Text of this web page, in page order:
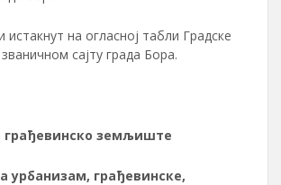
истакнут на огласној табли Градске
сајту града Бора.
грађевинско земљиште
урбанизам, грађевинске,